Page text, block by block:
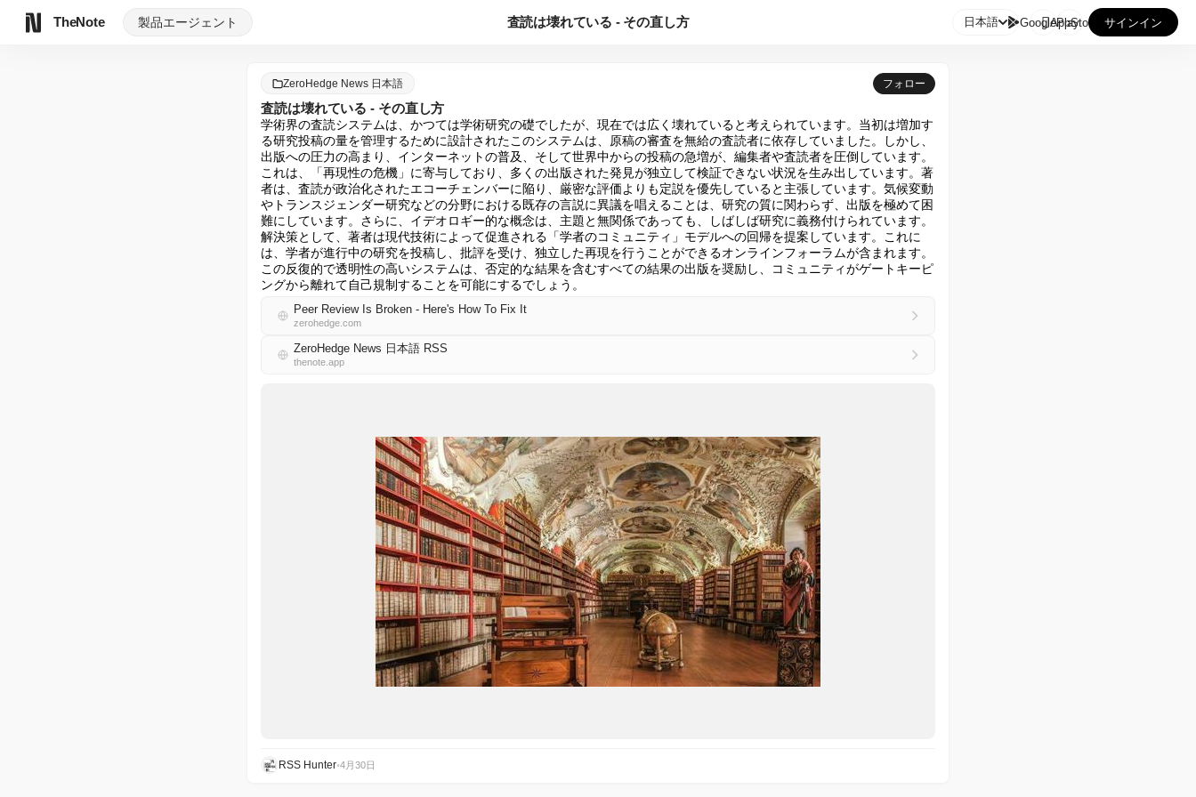
TheNote 製品エージェント 査読は壊れている - その直し方 日本語 GooglePlay
AppStore サインイン
ZeroHedge News 日本語 フォロー
査読は壊れている - その直し方
学術界の査読システムは、かつては学術研究の礎でしたが、現在では広く壊れていると考えられています。当初は増加す
る研究投稿の量を管理するために設計されたこのシステムは、原稿の審査を無給の査読者に依存していました。しかし、
出版への圧力の高まり、インターネットの普及、そして世界中からの投稿の急増が、編集者や査読者を圧倒しています。
これは、「再現性の危機」に寄与しており、多くの出版された発見が独立して検証できない状況を生み出しています。著
者は、査読が政治化されたエコーチェンバーに陥り、厳密な評価よりも定説を優先していると主張しています。気候変動
やトランスジェンダー研究などの分野における既存の言説に異議を唱えることは、研究の質に関わらず、出版を極めて困
難にしています。さらに、イデオロギー的な概念は、主題と無関係であっても、しばしば研究に義務付けられています。
解決策として、著者は現代技術によって促進される「学者のコミュニティ」モデルへの回帰を提案しています。これに
は、学者が進行中の研究を投稿し、批評を受け、独立した再現を行うことができるオンラインフォーラムが含まれます。
この反復的で透明性の高いシステムは、否定的な結果を含むすべての結果の出版を奨励し、コミュニティがゲートキーピ
ングから離れて自己規制することを可能にするでしょう。
Peer Review Is Broken - Here's How To Fix It
zerohedge.com
ZeroHedge News 日本語 RSS
thenote.app
RSS Hunter•4月30日